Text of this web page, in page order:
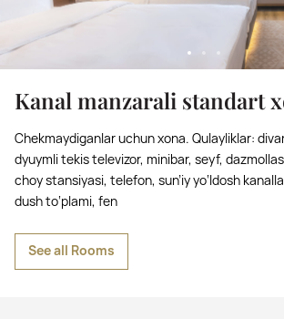
Kanal manzarali standart
Chekmaydiganlar uchun xona. Qulayliklar:
dyuymli tekis televizor, minibar, seyf,
choy stansiyasi, telefon, sun’iy yo‘ldosh
dush to‘plami, fen
See all Rooms